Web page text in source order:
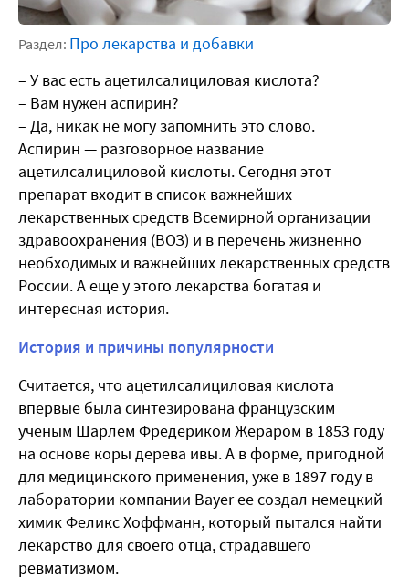
Раздел: Про лекарства и добавки
– У вас есть ацетилсалициловая кислота?
– Вам нужен аспирин?
– Да, никак не могу запомнить это слово.
Аспирин — разговорное название
ацетилсалициловой кислоты. Сегодня этот
препарат входит в список важнейших
лекарственных средств Всемирной организации
здравоохранения (ВОЗ) и в перечень жизненно
необходимых и важнейших лекарственных средств
России. А еще у этого лекарства богатая и
интересная история.
История и причины популярности
Считается, что ацетилсалициловая кислота
впервые была синтезирована французским
ученым Шарлем Фредериком Жераром в 1853 году
на основе коры дерева ивы. А в форме, пригодной
для медицинского применения, уже в 1897 году в
лаборатории компании Bayer ее создал немецкий
химик Феликс Хоффманн, который пытался найти
лекарство для своего отца, страдавшего
ревматизмом.